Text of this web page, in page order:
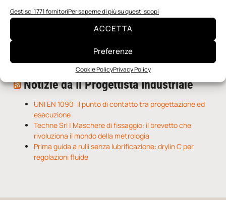
Gestisci 1771 fornitoriPer saperne di più su questi scopi
ACCETTA
Preferenze
Cookie PolicyPrivacy Policy
I nanonastri di grafene come potenziali sensori per i
Una nuova mano robotica passa da una pinza all’altra
O-Ring, tecnica e applicazioni
Notizie da Il Progettista Industriale
UNI EN 1090: il punto di contatto tra progettazione ed
esecuzione
Techne Srl | Maschere di fissaggio: il brevetto che
rivoluziona il mondo della metrologia
Prima guida a rulli senza lubrificazione: drylin C per
regolazioni fluide